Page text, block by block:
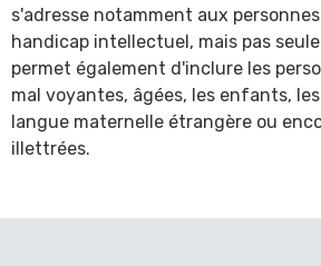
s'adresse notamment aux
handicap intellectuel, mais pas
permet également d'inclure les
mal voyantes, âgées, les enfants,
langue maternelle étrangère ou
illettrées.